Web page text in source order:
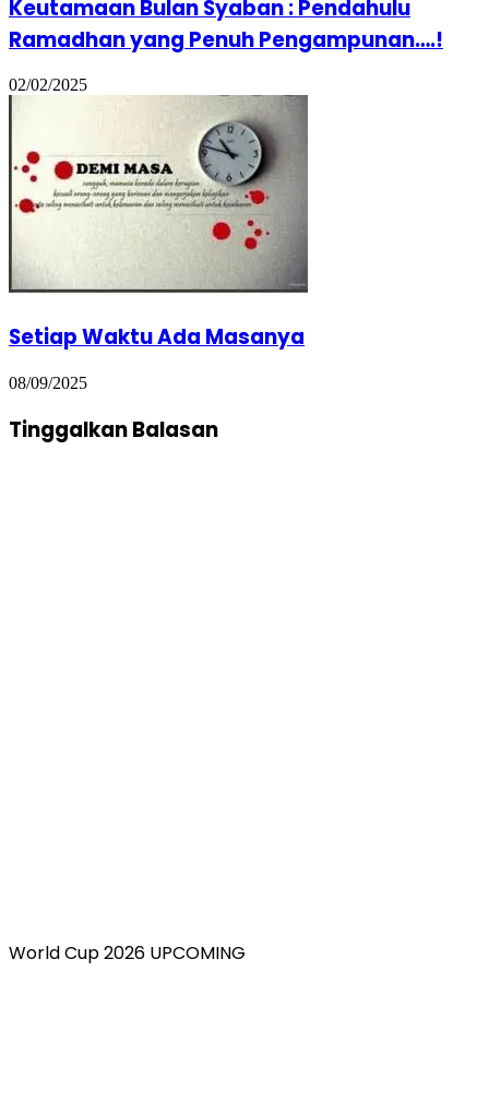
Keutamaan Bulan Syaban : Pendahulu
Ramadhan yang Penuh Pengampunan….!
02/02/2025
Setiap Waktu Ada Masanya
08/09/2025
Tinggalkan Balasan
World Cup 2026 UPCOMING